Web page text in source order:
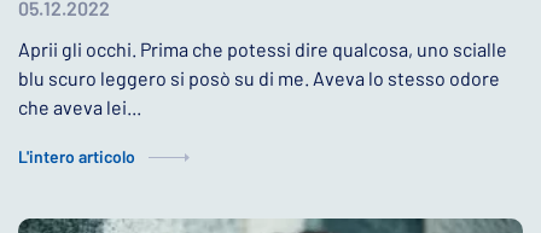
05.12.2022
Aprii gli occhi. Prima che potessi dire qualcosa, uno scialle
blu scuro leggero si posò su di me. Aveva lo stesso odore
che aveva lei...
L'intero articolo